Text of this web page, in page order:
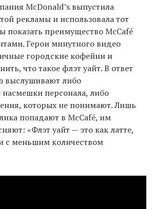
McDonald’s выпустила
рекламы и использовала тот
показать преимущество McCafé
Герои минутного видео
городские кофейни и
что такое флэт уайт. В ответ
выслушивают либо
персонала, либо
которых не понимают. Лишь
попадают в McCafé, им
«Флэт уайт — это как латте,
с меньшим количеством